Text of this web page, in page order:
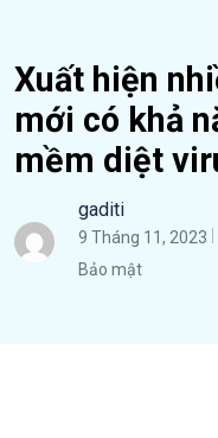
Xuất hiện
mới có khả
mềm diệt
gaditi
9 Tháng 11, 2023
Bảo mật